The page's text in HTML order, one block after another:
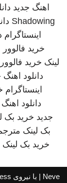
اهنگ جدید
Shadowing
اینستاگرام
خرید فالوور
لینک خرید
دانلود اهنگ
اینستاگرام
دانلود
جدید خرید بک
بک لینک
خرید بک لینک
Neve | با نیروی